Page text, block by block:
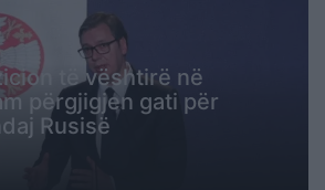
të vështirë në
përgjigjen gati për
Rusisë